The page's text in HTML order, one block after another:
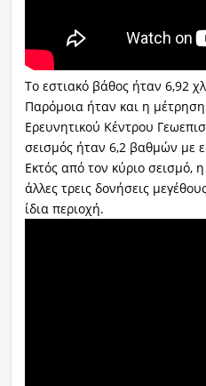
Το εστιακό βάθος ήταν 6,92
Παρόμοια ήταν και η
Ερευνητικού Κέντρου
σεισμός ήταν 6,2 βαθμών με
Εκτός από τον κύριο σεισμό,
άλλες τρεις δονήσεις
ίδια περιοχή.